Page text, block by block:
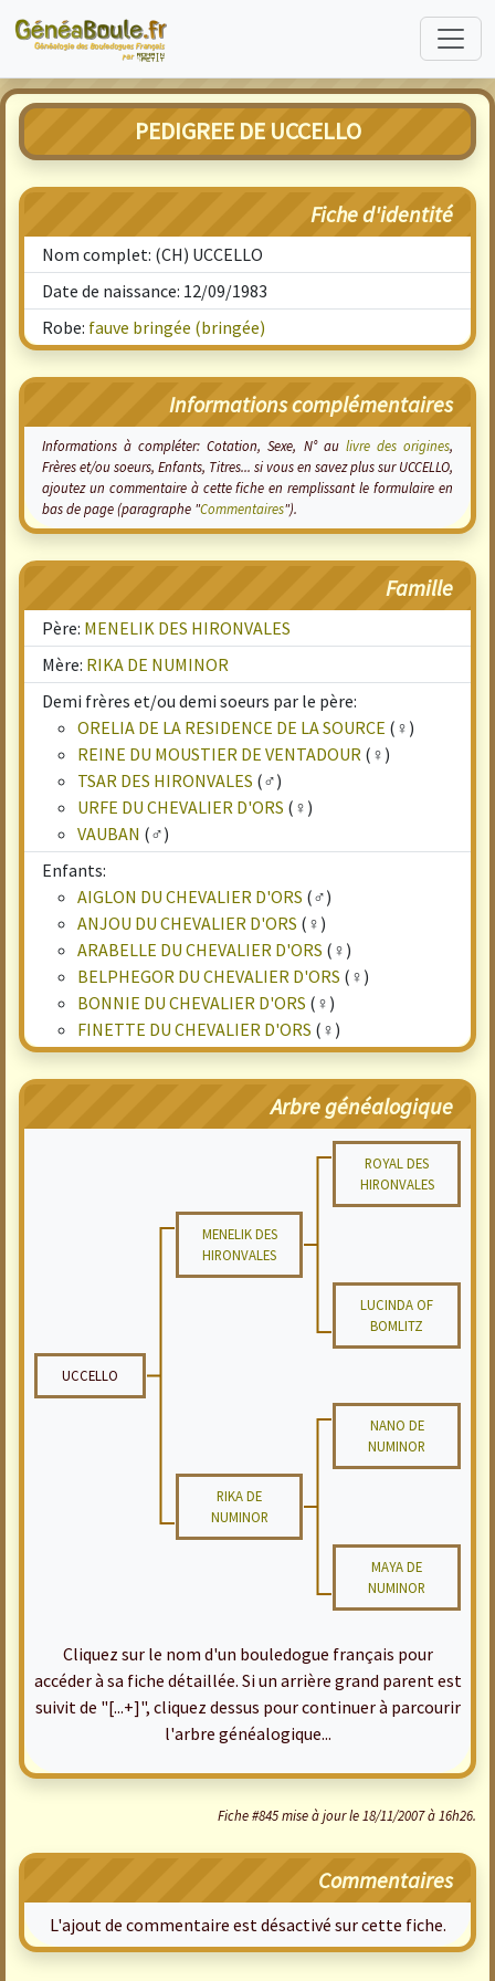
PEDIGREE DE UCCELLO
Fiche d'identité
Nom complet: (CH) UCCELLO
Date de naissance: 12/09/1983
Robe: fauve bringée (bringée)
Informations complémentaires
Informations à compléter: Cotation, Sexe, N° au livre des origines,
Frères et/ou soeurs, Enfants, Titres... si vous en savez plus sur UCCELLO,
ajoutez un commentaire à cette fiche en remplissant le formulaire en
bas de page (paragraphe "Commentaires").
Famille
Père: MENELIK DES HIRONVALES
Mère: RIKA DE NUMINOR
Demi frères et/ou demi soeurs par le père:
ORELIA DE LA RESIDENCE DE LA SOURCE (♀)
REINE DU MOUSTIER DE VENTADOUR (♀)
TSAR DES HIRONVALES (♂)
URFE DU CHEVALIER D'ORS (♀)
VAUBAN (♂)
Enfants:
AIGLON DU CHEVALIER D'ORS (♂)
ANJOU DU CHEVALIER D'ORS (♀)
ARABELLE DU CHEVALIER D'ORS (♀)
BELPHEGOR DU CHEVALIER D'ORS (♀)
BONNIE DU CHEVALIER D'ORS (♀)
FINETTE DU CHEVALIER D'ORS (♀)
Arbre généalogique
ROYAL DES
HIRONVALES
MENELIK DES
HIRONVALES
LUCINDA OF
BOMLITZ
UCCELLO
NANO DE
NUMINOR
RIKA DE
NUMINOR
MAYA DE
NUMINOR
Cliquez sur le nom d'un bouledogue français pour
accéder à sa fiche détaillée. Si un arrière grand parent est
suivit de "[...+]", cliquez dessus pour continuer à parcourir
l'arbre généalogique...
Fiche #845 mise à jour le 18/11/2007 à 16h26.
Commentaires
L'ajout de commentaire est désactivé sur cette fiche.